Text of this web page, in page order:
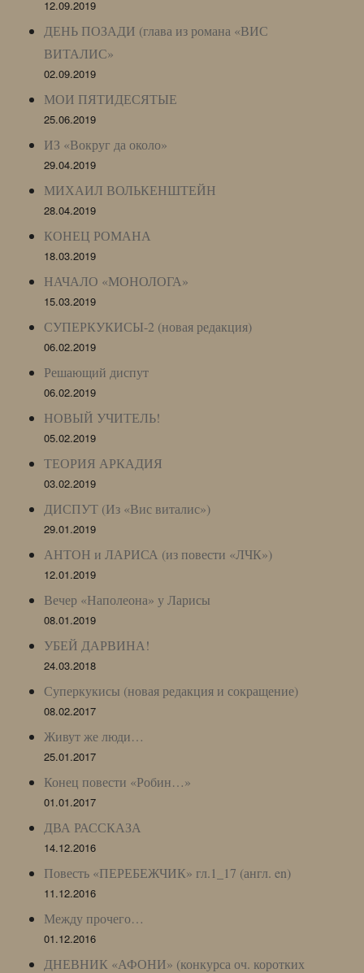
12.09.2019
ДЕНЬ ПОЗАДИ (глава из романа «ВИС
ВИТАЛИС»
02.09.2019
МОИ ПЯТИДЕСЯТЫЕ
25.06.2019
ИЗ «Вокруг да около»
29.04.2019
МИХАИЛ ВОЛЬКЕНШТЕЙН
28.04.2019
КОНЕЦ РОМАНА
18.03.2019
НАЧАЛО «МОНОЛОГА»
15.03.2019
СУПЕРКУКИСЫ-2 (новая редакция)
06.02.2019
Решающий диспут
06.02.2019
НОВЫЙ УЧИТЕЛЬ!
05.02.2019
ТЕОРИЯ АРКАДИЯ
03.02.2019
ДИСПУТ (Из «Вис виталис»)
29.01.2019
АНТОН и ЛАРИСА (из повести «ЛЧК»)
12.01.2019
Вечер «Наполеона» у Ларисы
08.01.2019
УБЕЙ ДАРВИНА!
24.03.2018
Суперкукисы (новая редакция и сокращение)
08.02.2017
Живут же люди…
25.01.2017
Конец повести «Робин…»
01.01.2017
ДВА РАССКАЗА
14.12.2016
Повесть «ПЕРЕБЕЖЧИК» гл.1_17 (англ. en)
11.12.2016
Между прочего…
01.12.2016
ДНЕВНИК «АФОНИ» (конкурса оч. коротких